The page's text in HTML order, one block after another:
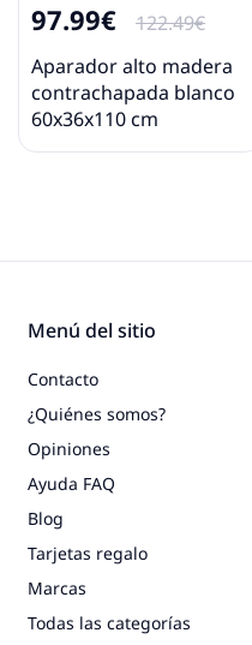
97.99€
122.49€
Aparador alto madera
contrachapada blanco
60x36x110 cm
Menú del sitio
Contacto
¿Quiénes somos?
Opiniones
Ayuda FAQ
Blog
Tarjetas regalo
Marcas
Todas las categorías